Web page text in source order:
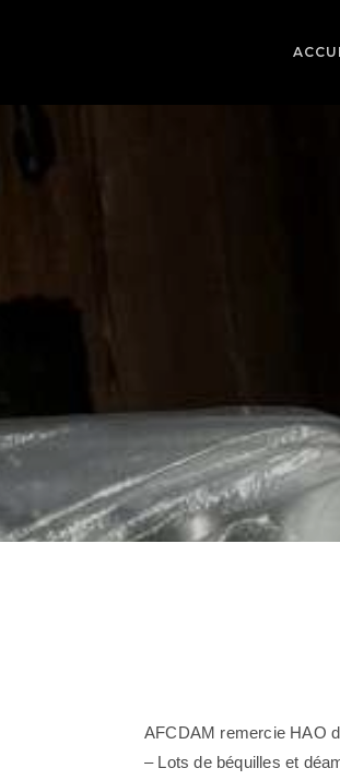
AFCDAM remercie HAO
– Lots de béquilles et